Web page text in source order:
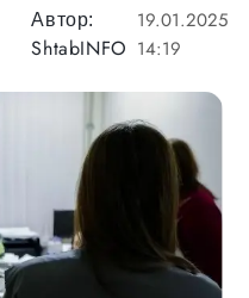
Автор:
ShtabINFO
19.01.2025
14:19